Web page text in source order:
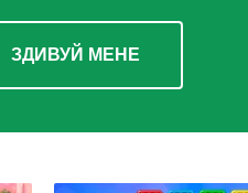
ЗДИВУЙ МЕНЕ